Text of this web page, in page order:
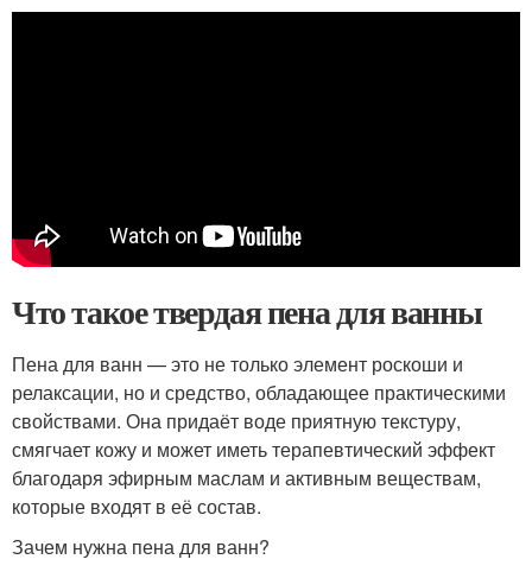
Что такое твердая пена для ванны
Пена для ванн — это не только элемент роскоши и
релаксации, но и средство, обладающее практическими
свойствами. Она придаёт воде приятную текстуру,
смягчает кожу и может иметь терапевтический эффект
благодаря эфирным маслам и активным веществам,
которые входят в её состав.
Зачем нужна пена для ванн?